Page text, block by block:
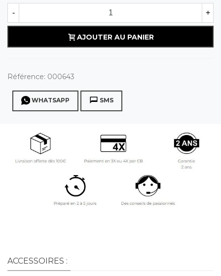
- +
AJOUTER AU PANIER
Référence: 000643
WHATSAPP SMS
ACCESSOIRES :